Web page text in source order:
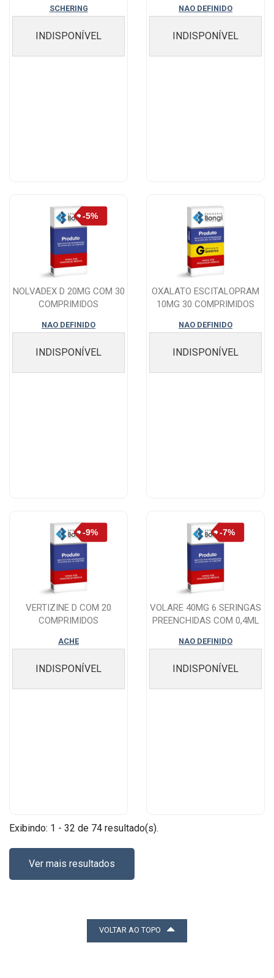
SCHERING
INDISPONÍVEL
NAO DEFINIDO
INDISPONÍVEL
NOLVADEX D 20MG COM 30
COMPRIMIDOS
NAO DEFINIDO
INDISPONÍVEL
OXALATO ESCITALOPRAM
10MG 30 COMPRIMIDOS
NAO DEFINIDO
INDISPONÍVEL
VERTIZINE D COM 20
COMPRIMIDOS
ACHE
INDISPONÍVEL
VOLARE 40MG 6 SERINGAS
PREENCHIDAS COM 0,4ML
NAO DEFINIDO
INDISPONÍVEL
Exibindo: 1 - 32 de 74 resultado(s).
Ver mais resultados
VOLTAR AO TOPO